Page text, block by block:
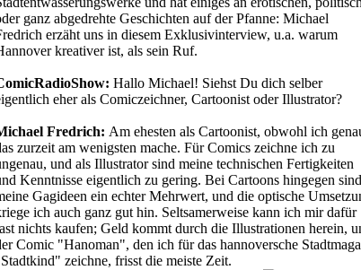
ganz abgedrehte Geschichten auf der Pfanne: Michael
erzäht uns in diesem Exklusivinterview, u.a. warum
kreativer ist, als sein Ruf.
Hallo Michael! Siehst Du dich selber
eher als Comiczeichner, Cartoonist oder Illustrator?
Fredrich: Am ehesten als Cartoonist, obwohl ich
zurzeit am wenigsten mache. Für Comics zeichne ich zu
und als Illustrator sind meine technischen Fertigkeiten
Kenntnisse eigentlich zu gering. Bei Cartoons hingegen sind
Gagideen ein echter Mehrwert, und die optische
ich auch ganz gut hin. Seltsamerweise kann ich mir dafür
nichts kaufen; Geld kommt durch die Illustrationen herein,
Comic "Hanoman", den ich für das hannoversche
zeichne, frisst die meiste Zeit.